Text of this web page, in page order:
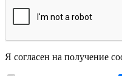
Я согласен на получение